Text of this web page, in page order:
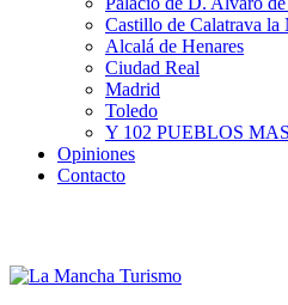
Castillo de Calatrava la
Alcalá de Henares
Ciudad Real
Madrid
Toledo
Y 102 PUEBLOS
Opiniones
Contacto